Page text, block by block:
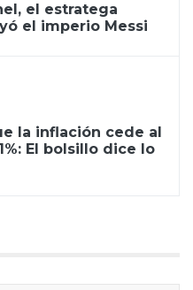
el estratega
el imperio Messi
la inflación cede al
El bolsillo dice lo